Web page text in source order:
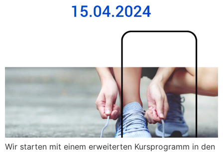
Wir starten mit einem erweiterten Kursprogramm in den